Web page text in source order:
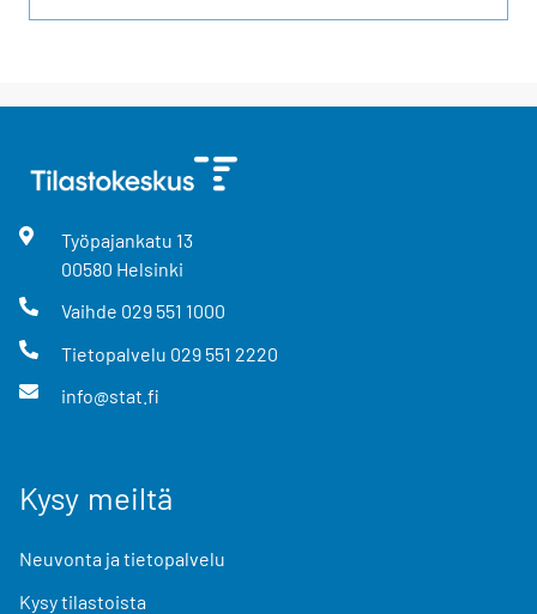
Työpajankatu 13
00580 Helsinki
Vaihde 029 551 1000
Tietopalvelu 029 551 2220
info@stat.fi
Kysy meiltä
Neuvonta ja tietopalvelu
Kysy tilastoista